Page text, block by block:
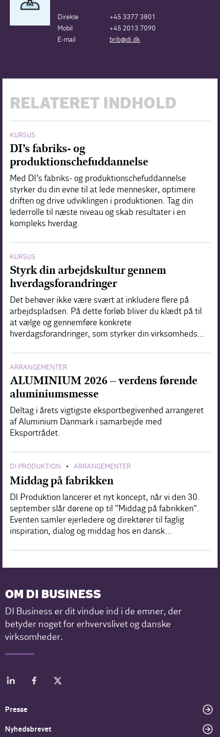
Direkte
+45 3377 3801
Mobil
+45 2013 7090
E-mail
brib@di.dk
RELATERET INDHOLD
KURSUS
DI’s fabriks- og
produktionschefuddannelse
Med DI’s fabriks- og produktionschefuddannelse
styrker du din evne til at lede mennesker, optimere
driften og drive udviklingen i produktionen. Tag din
lederrolle til næste niveau og skab resultater i en
kompleks hverdag.
KURSUS
Styrk din arbejdskultur gennem
hverdagsforandringer
Det behøver ikke være svært at inkludere flere på
arbejdspladsen. På dette forløb bliver du klædt på til
at vælge og gennemføre konkrete
hverdagsforandringer, som styrker din virksomheds…
ARRANGEMENTER
ALUMINIUM 2026 – verdens førende
aluminiumsmesse
Deltag i årets vigtigste eksportbegivenhed arrangeret
af Aluminium Danmark i samarbejde med
Eksportrådet.
DI PRODUKTION • ARRANGEMENTER
Middag på fabrikken
DI Produktion lancerer et nyt koncept, når vi den 30.
september slår dørene op til "Middag på fabrikken".
Eventen samler ejerledere og direktører til faglig
inspiration, dialog og middag hos en dansk…
OM DI BUSINESS
DI Business er dit vindue ind i de emner, der
betyder noget for erhvervslivet og danske
virksomheder.
Presse
Nyhedsbrevet